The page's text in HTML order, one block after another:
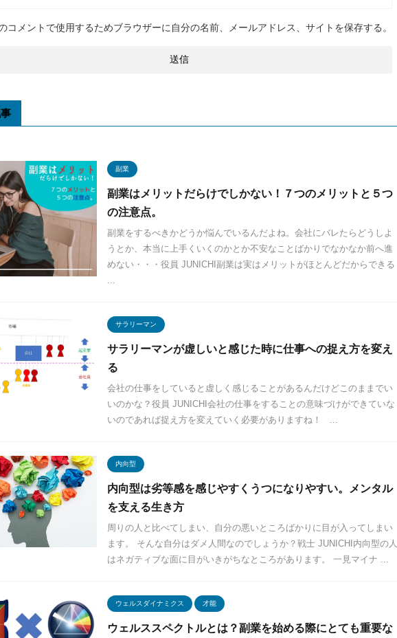
コメントで使用するためブラウザーに自分の名前、メールアドレス、サイトを保存する。
副業
副業はメリットだらけでしかない！７つのメリットと５つ
の注意点。
副業をするべきかどうか悩んでいるんだよね。会社にバレたらどうしよ
うとか、本当に上手くいくのかとか不安なことばかりでなかなか前へ進
めない・・・役員 JUNICHI副業は実はメリットがほとんどだからできる
...
サラリーマン
サラリーマンが虚しいと感じた時に仕事への捉え方を変え
る
会社の仕事をしていると虚しく感じることがあるんだけどこのままでい
いのかな？役員 JUNICHI会社の仕事をすることの意味づけができていな
いのであれば捉え方を変えていく必要がありますね！ ...
内向型
内向型は劣等感を感じやすくうつになりやすい。メンタル
を支える生き方
周りの人と比べてしまい、自分の悪いところばかりに目が入ってしまい
ます。 そんな自分はダメ人間なのでしょうか？戦士 JUNICHI内向型の人
はネガティブな面に目がいきがちなところがあります。 一見マイナ ...
ウェルスダイナミクス 才能
ウェルススペクトルとは？副業を始める際にとても重要な